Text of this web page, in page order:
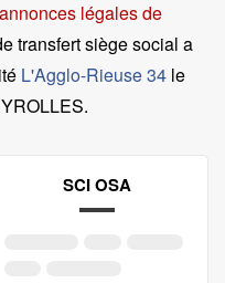
légales de
transfert siège social a
L'Agglo-Rieuse 34 le
.
SCI OSA